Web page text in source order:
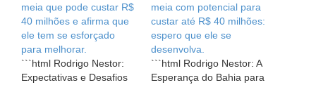
meia que pode custar R$
40 milhões e afirma que
ele tem se esforçado
para melhorar.
```html Rodrigo Nestor:
Expectativas e Desafios
meia com potencial para
custar até R$ 40 milhões:
espero que ele se
desenvolva.
```html Rodrigo Nestor: A
Esperança do Bahia para